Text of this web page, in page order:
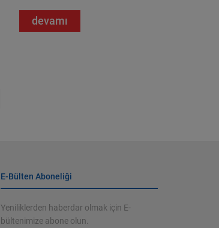
devamı
E-Bülten Aboneliği
Yeniliklerden haberdar olmak için E-
bültenimize abone olun.